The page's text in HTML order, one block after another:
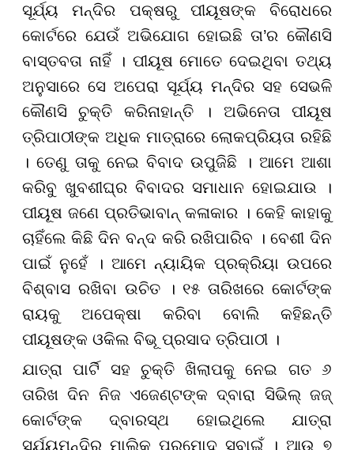
ସୂର୍ଯ୍ୟ ମନ୍ଦିର ପକ୍ଷରୁ ପୀୟୂଷଙ୍କ ବିରୋଧରେ
କୋର୍ଟରେ ଯେଉଁ ଅଭିଯୋଗ ହୋଇଛି ତା’ର କୌଣସି
ବାସ୍ତବତା ନାହିଁ । ପୀୟୂଷ ମୋତେ ଦେଇଥିବା ତଥ୍ୟ
ଅନୁସାରେ ସେ ଅପେରା ସୂର୍ଯ୍ୟ ମନ୍ଦିର ସହ ସେଭଳି
କୌଣସି ଚୁକ୍ତି କରିନାହାନ୍ତି । ଅଭିନେତା ପୀୟୂଷ
ତ୍ରିପାଠୀଙ୍କ ଅଧିକ ମାତ୍ରାରେ ଲୋକପ୍ରିୟତା ରହିଛି
। ତେଣୁ ତାକୁ ନେଇ ବିବାଦ ଉପୁଜିଛି । ଆମେ ଆଶା
କରିବୁ ଖୁବଶୀଘ୍ର ବିବାଦର ସମାଧାନ ହୋଇଯାଉ ।
ପୀୟୂଷ ଜଣେ ପ୍ରତିଭାବାନ୍ କଳାକାର । କେହି କାହାକୁ
ଚାହିଁଲେ କିଛି ଦିନ ବନ୍ଦ କରି ରଖିପାରିବ । ବେଶୀ ଦିନ
ପାଇଁ ନୁହେଁ । ଆମେ ନ୍ୟାୟିକ ପ୍ରକ୍ରିୟା ଉପରେ
ବିଶ୍ବାସ ରଖିବା ଉଚିତ । ୧୫ ତାରିଖରେ କୋର୍ଟଙ୍କ
ରାୟକୁ ଅପେକ୍ଷା କରିବା ବୋଲି କହିଛନ୍ତି
ପୀୟୂଷଙ୍କ ଓକିଲ ବିଭୂ ପ୍ରସାଦ ତ୍ରିପାଠୀ ।
ଯାତ୍ରା ପାର୍ଟି ସହ ଚୁକ୍ତି ଖିଲାପକୁ ନେଇ ଗତ ୬
ତାରିଖ ଦିନ ନିଜ ଏଜେଣ୍ଟଙ୍କ ଦ୍ବାରା ସିଭିଲ୍ ଜଜ୍
କୋର୍ଟଙ୍କ ଦ୍ବାରସ୍ଥ ହୋଇଥିଲେ ଯାତ୍ରା
ସୂର୍ଯ୍ୟମନ୍ଦିର ମାଲିକ ପ୍ରମୋଦ ସ୍ବାଇଁ । ଆଉ ୭